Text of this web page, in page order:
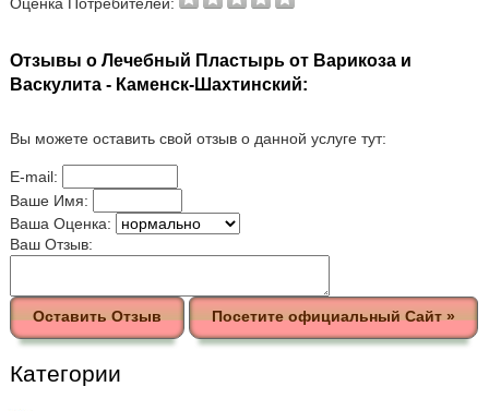
Оценка Потребителей:
Отзывы о Лечебный Пластырь от Варикоза и
Васкулита - Каменск-Шахтинский:
Вы можете оставить свой отзыв о данной услуге тут:
E-mail:
Ваше Имя:
Ваша Оценка:
Ваш Отзыв:
Оставить Отзыв Посетите официальный Сайт »
Категории